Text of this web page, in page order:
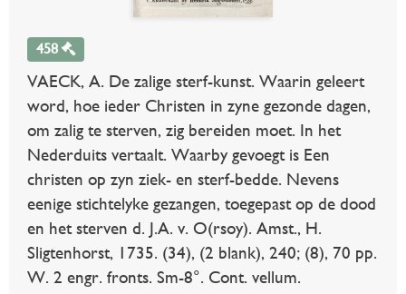
458
VAECK, A. De zalige sterf-kunst. Waarin geleert
word, hoe ieder Christen in zyne gezonde dagen,
om zalig te sterven, zig bereiden moet. In het
Nederduits vertaalt. Waarby gevoegt is Een
christen op zyn ziek- en sterf-bedde. Nevens
eenige stichtelyke gezangen, toegepast op de dood
en het sterven d. J.A. v. O(rsoy). Amst., H.
Sligtenhorst, 1735. (34), (2 blank), 240; (8), 70 pp.
W. 2 engr. fronts. Sm-8°. Cont. vellum.